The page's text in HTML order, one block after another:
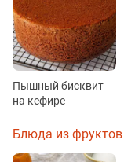
Пышный бисквит
на кефире
Блюда из фруктов